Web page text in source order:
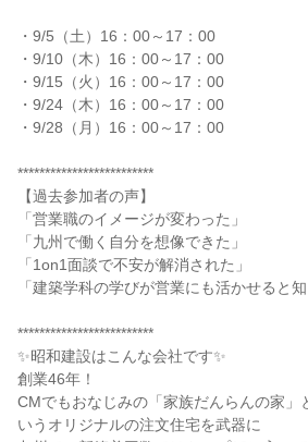
・9/5（土）16：00～17：00
・9/10（木）16：00～17：00
・9/15（火）16：00～17：00
・9/24（木）16：00～17：00
・9/28（月）16：00～17：00
*************************
【過去参加者の声】
「営業職のイメージが変わった」
「九州で働く自分を想像できた」
「1on1面談で不安が解消された」
「建築学科の学びが営業にも活かせると知
*************************
✨昭和建設はこんな会社です✨
創業46年！
CMでもおなじみの「家族だんらんの家」
いうオリジナルの注文住宅を武器に